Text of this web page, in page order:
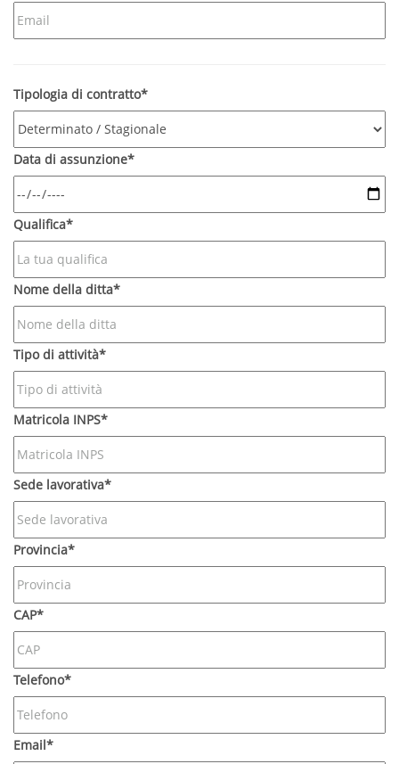
Tipologia di contratto*
Data di assunzione*
Qualifica*
Nome della ditta*
Tipo di attività*
Matricola INPS*
Sede lavorativa*
Provincia*
CAP*
Telefono*
Email*